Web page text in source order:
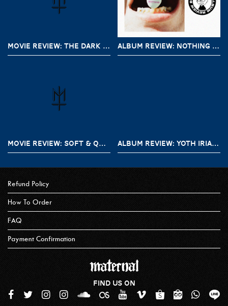
MOVIE REVIEW: THE DARK AND THE WICKED (2020) ALBUM REVIEW: NOTHING – A SHORT HISTORY OF DECAY
MOVIE REVIEW: SOFT & QUIET (2022) ALBUM REVIEW: YOTH IRIA – GONE WITH THE DEVIL
Refund Policy
How To Order
FAQ
Payment Confirmation
FIND US ON